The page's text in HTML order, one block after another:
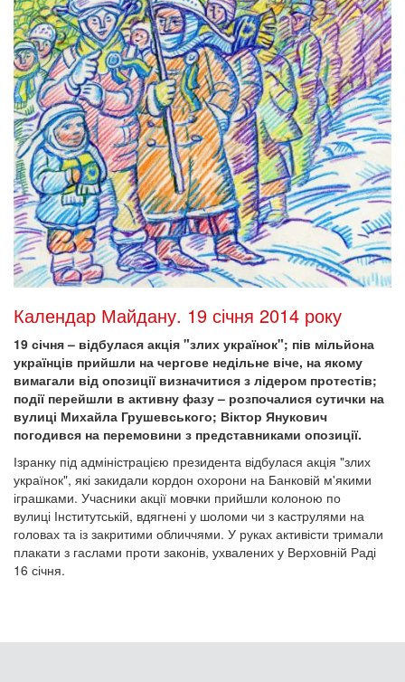
Календар Майдану. 19 січня 2014 року
19 січня – відбулася акція "злих українок"; пів мільйона
українців прийшли на чергове недільне віче, на якому
вимагали від опозиції визначитися з лідером протестів;
події перейшли в активну фазу – розпочалися сутички на
вулиці Михайла Грушевського; Віктор Янукович
погодився на перемовини з представниками опозиції.
Ізранку під адміністрацією президента відбулася акція "злих
українок", які закидали кордон охорони на Банковій м'якими
іграшками. Учасники акції мовчки прийшли колоною по
вулиці Інститутській, вдягнені у шоломи чи з каструлями на
головах та із закритими обличчями. У руках активісти тримали
плакати з гаслами проти законів, ухвалених у Верховній Раді
16 січня.